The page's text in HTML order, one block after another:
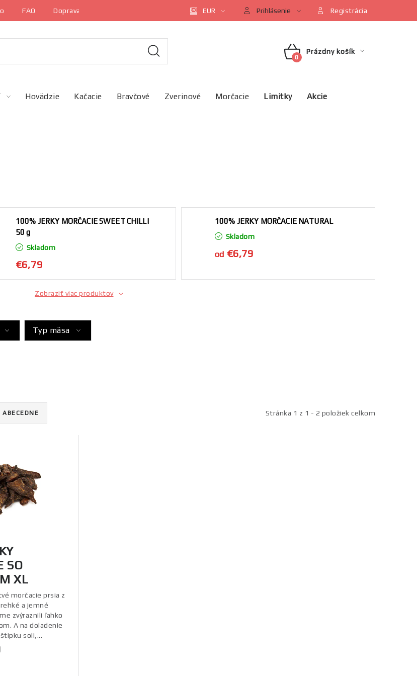
FAQ Doprava a platba Ochrana osobných údajov Kontakt Blog Partneri
EUR Prihlásenie Registrácia
NÁKUPNÝ
Prázdny košík
Hovädzie Kačacie Bravčové Zverinové Morčacie Limitky Akcie
100% JERKY MORČACIE SWEET CHILLI
50 g
Skladom
€6,79
100% JERKY MORČACIE NATURAL
Skladom
od €6,79
Zobraziť viac produktov
Typ mäsa
Stránka 1 z 1 - 2 položiek celkom
ABECEDNE
SO
XL
morčacie prsia z
a jemné
zvýraznili ľahko
A na doladenie
soli,...